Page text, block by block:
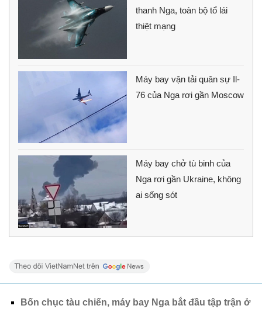
thanh Nga, toàn bộ tổ lái
thiệt mạng
Máy bay vận tải quân sự Il-
76 của Nga rơi gần Moscow
Máy bay chở tù binh của
Nga rơi gần Ukraine, không
ai sống sót
Bốn chục tàu chiến, máy bay Nga bắt đầu tập trận ở